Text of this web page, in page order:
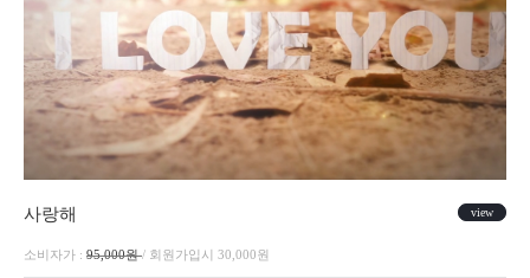
view
사랑해
소비자가 : 95,000원/ 회원가입시 30,000원